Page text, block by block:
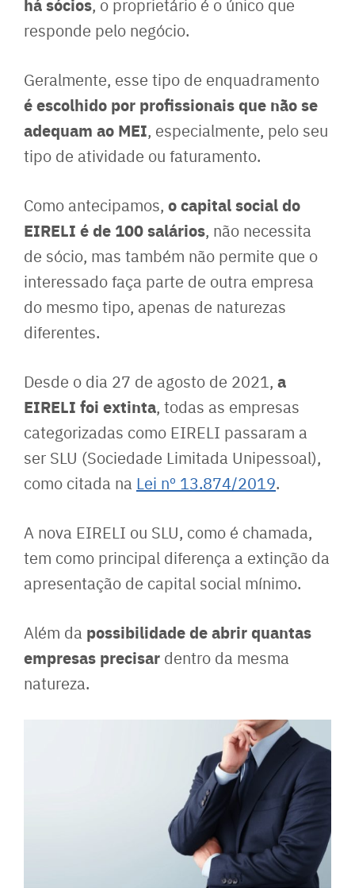
, o proprietário é o único que
responde pelo negócio.
Geralmente, esse tipo de enquadramento
é escolhido por profissionais que não se
adequam ao MEI, especialmente, pelo seu
tipo de atividade ou faturamento.
Como antecipamos, o capital social do
EIRELI é de 100 salários, não necessita
de sócio, mas também não permite que o
interessado faça parte de outra empresa
do mesmo tipo, apenas de naturezas
diferentes.
Desde o dia 27 de agosto de 2021, a
EIRELI foi extinta, todas as empresas
categorizadas como EIRELI passaram a
ser SLU (Sociedade Limitada Unipessoal),
como citada na Lei nº 13.874/2019.
A nova EIRELI ou SLU, como é chamada,
tem como principal diferença a extinção da
apresentação de capital social mínimo.
Além da possibilidade de abrir quantas
empresas precisar dentro da mesma
natureza.